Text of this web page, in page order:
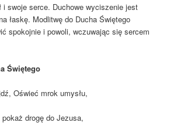
i swoje serce. Duchowe wyciszenie jest
łaskę. Modlitwę do Ducha Świętego
spokojnie i powoli, wczuwając się sercem
Świętego
Oświeć mrok umysłu,
drogę do Jezusa,